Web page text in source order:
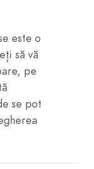
este o
să vă
pe
se pot